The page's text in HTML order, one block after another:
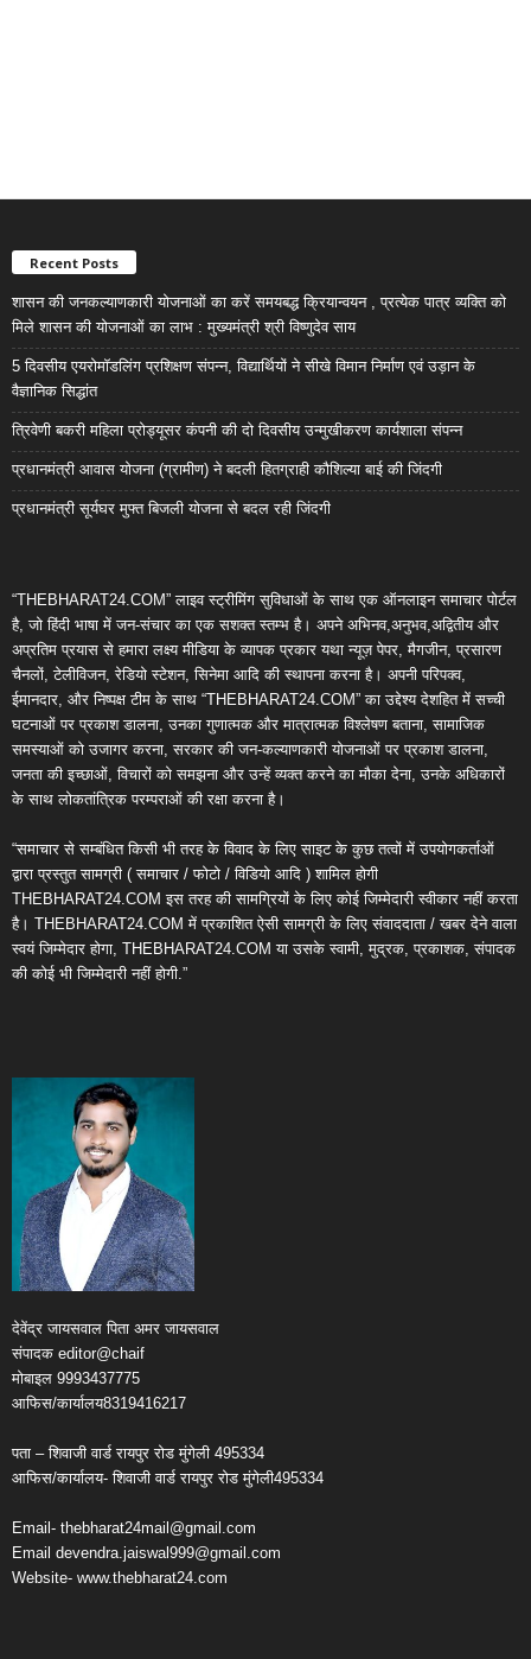
Recent Posts
शासन की जनकल्याणकारी योजनाओं का करें समयबद्ध क्रियान्वयन , प्रत्येक पात्र व्यक्ति को
मिले शासन की योजनाओं का लाभ : मुख्यमंत्री श्री विष्णुदेव साय
5 दिवसीय एयरोमॉडलिंग प्रशिक्षण संपन्न, विद्यार्थियों ने सीखे विमान निर्माण एवं उड़ान के
वैज्ञानिक सिद्धांत
त्रिवेणी बकरी महिला प्रोड्यूसर कंपनी की दो दिवसीय उन्मुखीकरण कार्यशाला संपन्न
प्रधानमंत्री आवास योजना (ग्रामीण) ने बदली हितग्राही कौशिल्या बाई की जिंदगी
प्रधानमंत्री सूर्यघर मुफ्त बिजली योजना से बदल रही जिंदगी
“THEBHARAT24.COM” लाइव स्ट्रीमिंग सुविधाओं के साथ एक ऑनलाइन समाचार पोर्टल
है, जो हिंदी भाषा में जन-संचार का एक सशक्त स्तम्भ है। अपने अभिनव,अनुभव,अद्वितीय और
अप्रतिम प्रयास से हमारा लक्ष्य मीडिया के व्यापक प्रकार यथा न्यूज़ पेपर, मैगजीन, प्रसारण
चैनलों, टेलीविजन, रेडियो स्टेशन, सिनेमा आदि की स्थापना करना है। अपनी परिपक्व,
ईमानदार, और निष्पक्ष टीम के साथ “THEBHARAT24.COM” का उद्देश्य देशहित में सच्ची
घटनाओं पर प्रकाश डालना, उनका गुणात्मक और मात्रात्मक विश्लेषण बताना, सामाजिक
समस्याओं को उजागर करना, सरकार की जन-कल्याणकारी योजनाओं पर प्रकाश डालना,
जनता की इच्छाओं, विचारों को समझना और उन्हें व्यक्त करने का मौका देना, उनके अधिकारों
के साथ लोकतांत्रिक परम्पराओं की रक्षा करना है।
“समाचार से सम्बंधित किसी भी तरह के विवाद के लिए साइट के कुछ तत्वों में उपयोगकर्ताओं
द्वारा प्रस्तुत सामग्री ( समाचार / फोटो / विडियो आदि ) शामिल होगी
THEBHARAT24.COM इस तरह की सामग्रियों के लिए कोई जिम्मेदारी स्वीकार नहीं करता
है। THEBHARAT24.COM में प्रकाशित ऐसी सामग्री के लिए संवाददाता / खबर देने वाला
स्वयं जिम्मेदार होगा, THEBHARAT24.COM या उसके स्वामी, मुद्रक, प्रकाशक, संपादक
की कोई भी जिम्मेदारी नहीं होगी.”
देवेंद्र जायसवाल पिता अमर जायसवाल
संपादक editor@chaif
मोबाइल 9993437775
आफिस/कार्यालय8319416217
पता – शिवाजी वार्ड रायपुर रोड मुंगेली 495334
आफिस/कार्यालय- शिवाजी वार्ड रायपुर रोड मुंगेली495334
Email- thebharat24mail@gmail.com
Email devendra.jaiswal999@gmail.com
Website- www.thebharat24.com